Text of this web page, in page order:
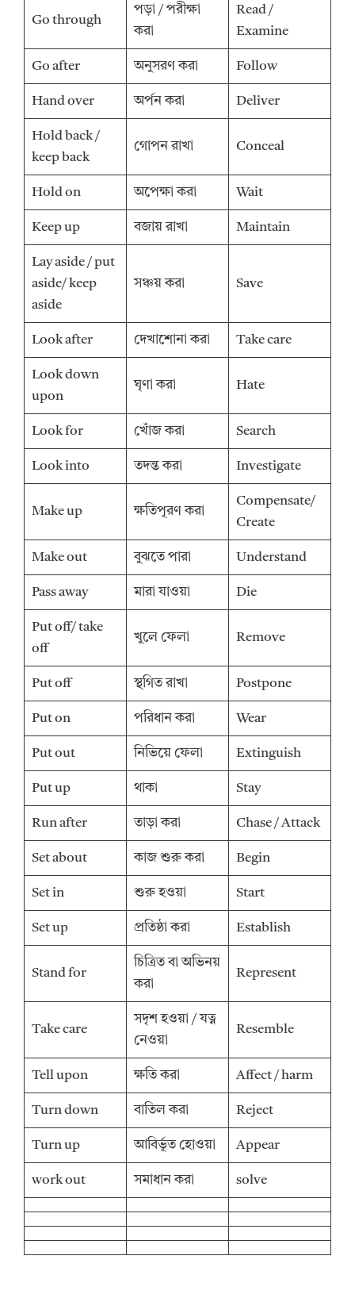
Go through
পড়া / পরীক্ষা
করা
Read /
Examine
Go after অনুসরণ করা Follow
Hand over অর্পন করা Deliver
Hold back /
keep back
গোপন রাখা Conceal
Hold on অপেক্ষা করা Wait
Keep up বজায় রাখা Maintain
Lay aside / put
aside/ keep
aside
সঞ্চয় করা Save
Look after দেখাশোনা করা Take care
Look down
upon
ঘৃণা করা Hate
Look for খোঁজ করা Search
Look into তদন্ত করা Investigate
Make up ক্ষতিপূরণ করা
Compensate/
Create
Make out বুঝতে পারা Understand
Pass away মারা যাওয়া Die
Put off/ take
off
খুলে ফেলা Remove
Put off স্থগিত রাখা Postpone
Put on পরিধান করা Wear
Put out নিভিয়ে ফেলা Extinguish
Put up থাকা Stay
Run after তাড়া করা Chase / Attack
Set about কাজ শুরু করা Begin
Set in শুরু হওয়া Start
Set up প্রতিষ্ঠা করা Establish
Stand for
চিত্রিত বা অভিনয়
করা
Represent
Take care
সদৃশ হওয়া / যত্ন
নেওয়া
Resemble
Tell upon ক্ষতি করা Affect / harm
Turn down বাতিল করা Reject
Turn up আবির্ভূত হোওয়া Appear
work out সমাধান করা solve